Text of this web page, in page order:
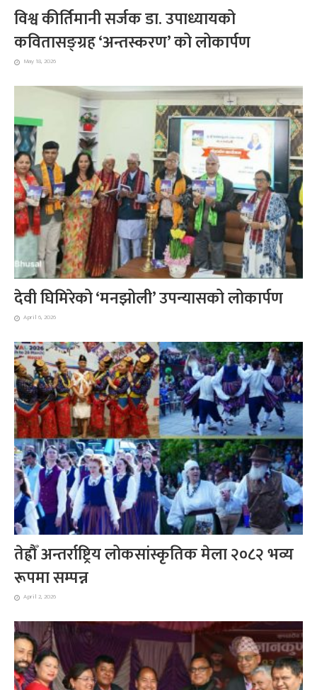
विश्व कीर्तिमानी सर्जक डा. उपाध्यायको
कवितासङ्ग्रह ‘अन्तस्करण’ को लोकार्पण
May 18, 2026
देवी घिमिरेको ‘मनझोली’ उपन्यासको लोकार्पण
April 6, 2026
तेह्रौँ अन्तर्राष्ट्रिय लोकसांस्कृतिक मेला २०८२ भव्य
रूपमा सम्पन्न
April 2, 2026